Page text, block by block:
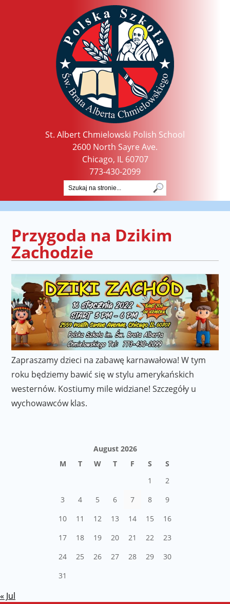
St. Albert Chmielowski Polish School
2600 North Sayre Ave.
Chicago, IL 60707
773-430-2099
Przygoda na Dzikim
Zachodzie
Zapraszamy dzieci na zabawę karnawałowa! W tym
roku będziemy bawić się w stylu amerykańskich
westernów. Kostiumy mile widziane! Szczegóły u
wychowawców klas.
August 2026
M
T W T F S
S
1
2
3
4 5 6 7 8
9
10
11 12 13 14 15
16
17
18 19 20 21 22
23
24
25 26 27 28 29
30
31
« Jul